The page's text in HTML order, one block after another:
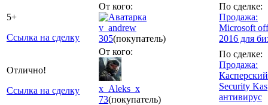
5+
Ссылка на сделку
От кого:
v_andrew
305(покупатель)
По сделке:
Продажа:
Microsoft
2016 для
Отлично!
Ссылка на сделку
От кого:
x_Aleks_x
73(покупатель)
По сделке:
Продажа:
Security
антивирус